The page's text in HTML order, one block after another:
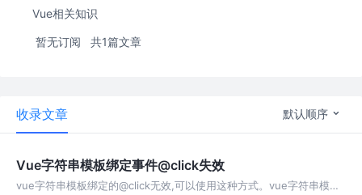
Vue相关知识
暂无订阅 共1篇文章
收录文章 默认顺序
Vue字符串模板绑定事件@click失效
vue字符串模板绑定的@click无效,可以使用这种方式。vue字符串模板